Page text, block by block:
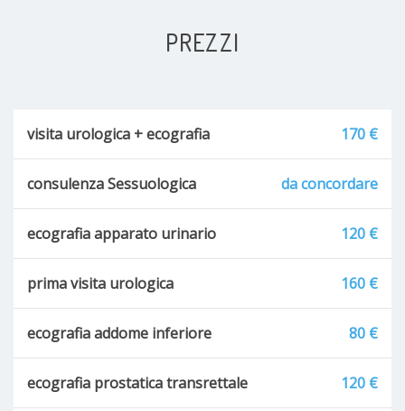
PREZZI
visita urologica + ecografia 170 €
consulenza Sessuologica da concordare
ecografia apparato urinario 120 €
prima visita urologica 160 €
ecografia addome inferiore 80 €
ecografia prostatica transrettale 120 €